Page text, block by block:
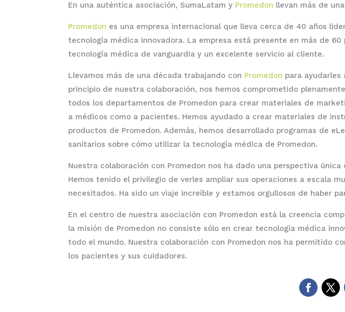
En una auténtica asociación, SumaLatam y Promedon llevan más de
Promedon es una empresa internacional que lleva cerca de 40 años
tecnología médica innovadora. La empresa está presente en más de
tecnología médica de vanguardia y un excelente servicio al cliente.
Llevamos más de una década trabajando con Promedon para ayudarles
principio de nuestra colaboración, nos hemos comprometido
todos los departamentos de Promedon para crear materiales de
a médicos como a pacientes. Hemos ayudado a crear materiales de
productos de Promedon. Además, hemos desarrollado programas de
sanitarios sobre cómo utilizar la tecnología médica de Promedon.
Nuestra colaboración con Promedon nos ha dado una perspectiva
Hemos tenido el privilegio de verles ampliar sus operaciones a escala
necesitados. Ha sido un viaje increíble y estamos orgullosos de haber
En el centro de nuestra asociación con Promedon está la creencia
la misión de Promedon no consiste sólo en crear tecnología médica
todo el mundo. Nuestra colaboración con Promedon nos ha permitido
los pacientes y sus cuidadores.